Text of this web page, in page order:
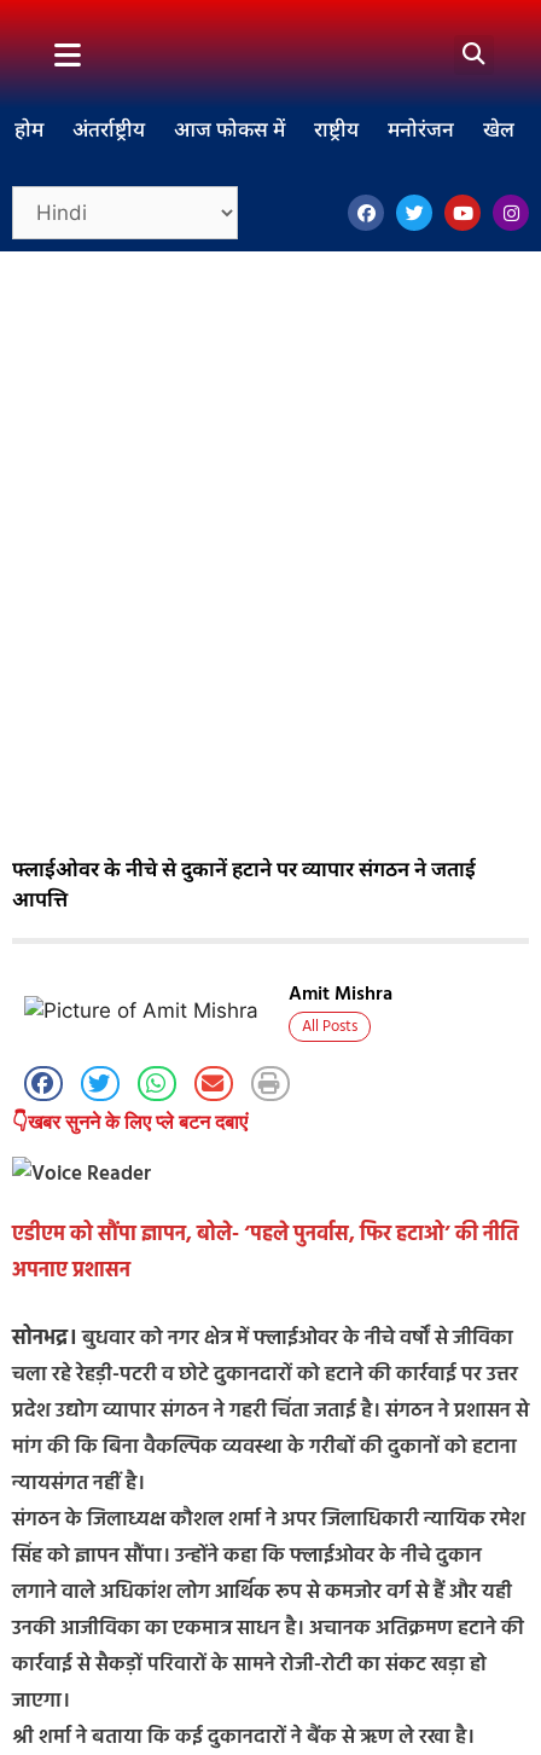
होम अंतर्राष्ट्रीय आज फोकस में राष्ट्रीय मनोरंजन खेल
फ्लाईओवर के नीचे से दुकानें हटाने पर व्यापार संगठन ने जताई
आपत्ति
Amit Mishra
All Posts
👇खबर सुनने के लिए प्ले बटन दबाएं
एडीएम को सौंपा ज्ञापन, बोले- ‘पहले पुनर्वास, फिर हटाओ’ की नीति
अपनाए प्रशासन
सोनभद्र।बुधवार को नगर क्षेत्र में फ्लाईओवर के नीचे वर्षों से जीविका
चला रहे रेहड़ी-पटरी व छोटे दुकानदारों को हटाने की कार्रवाई पर उत्तर
प्रदेश उद्योग व्यापार संगठन ने गहरी चिंता जताई है। संगठन ने प्रशासन से
मांग की कि बिना वैकल्पिक व्यवस्था के गरीबों की दुकानों को हटाना
न्यायसंगत नहीं है।
संगठन के जिलाध्यक्ष कौशल शर्मा ने अपर जिलाधिकारी न्यायिक रमेश
सिंह को ज्ञापन सौंपा। उन्होंने कहा कि फ्लाईओवर के नीचे दुकान
लगाने वाले अधिकांश लोग आर्थिक रूप से कमजोर वर्ग से हैं और यही
उनकी आजीविका का एकमात्र साधन है। अचानक अतिक्रमण हटाने की
कार्रवाई से सैकड़ों परिवारों के सामने रोजी-रोटी का संकट खड़ा हो
जाएगा।
श्री शर्मा ने बताया कि कई दुकानदारों ने बैंक से ऋण ले रखा है।